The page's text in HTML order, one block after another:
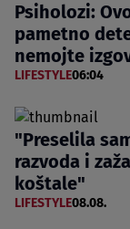
Psiholozi:
pametno
nemojte
LIFESTYLE06:04
"Preselila
razvoda i
koštale"
LIFESTYLE08.08.